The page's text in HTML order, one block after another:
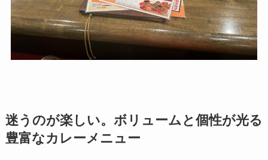
迷うのが楽しい。ボリュームと個性が光る
豊富なカレーメニュー